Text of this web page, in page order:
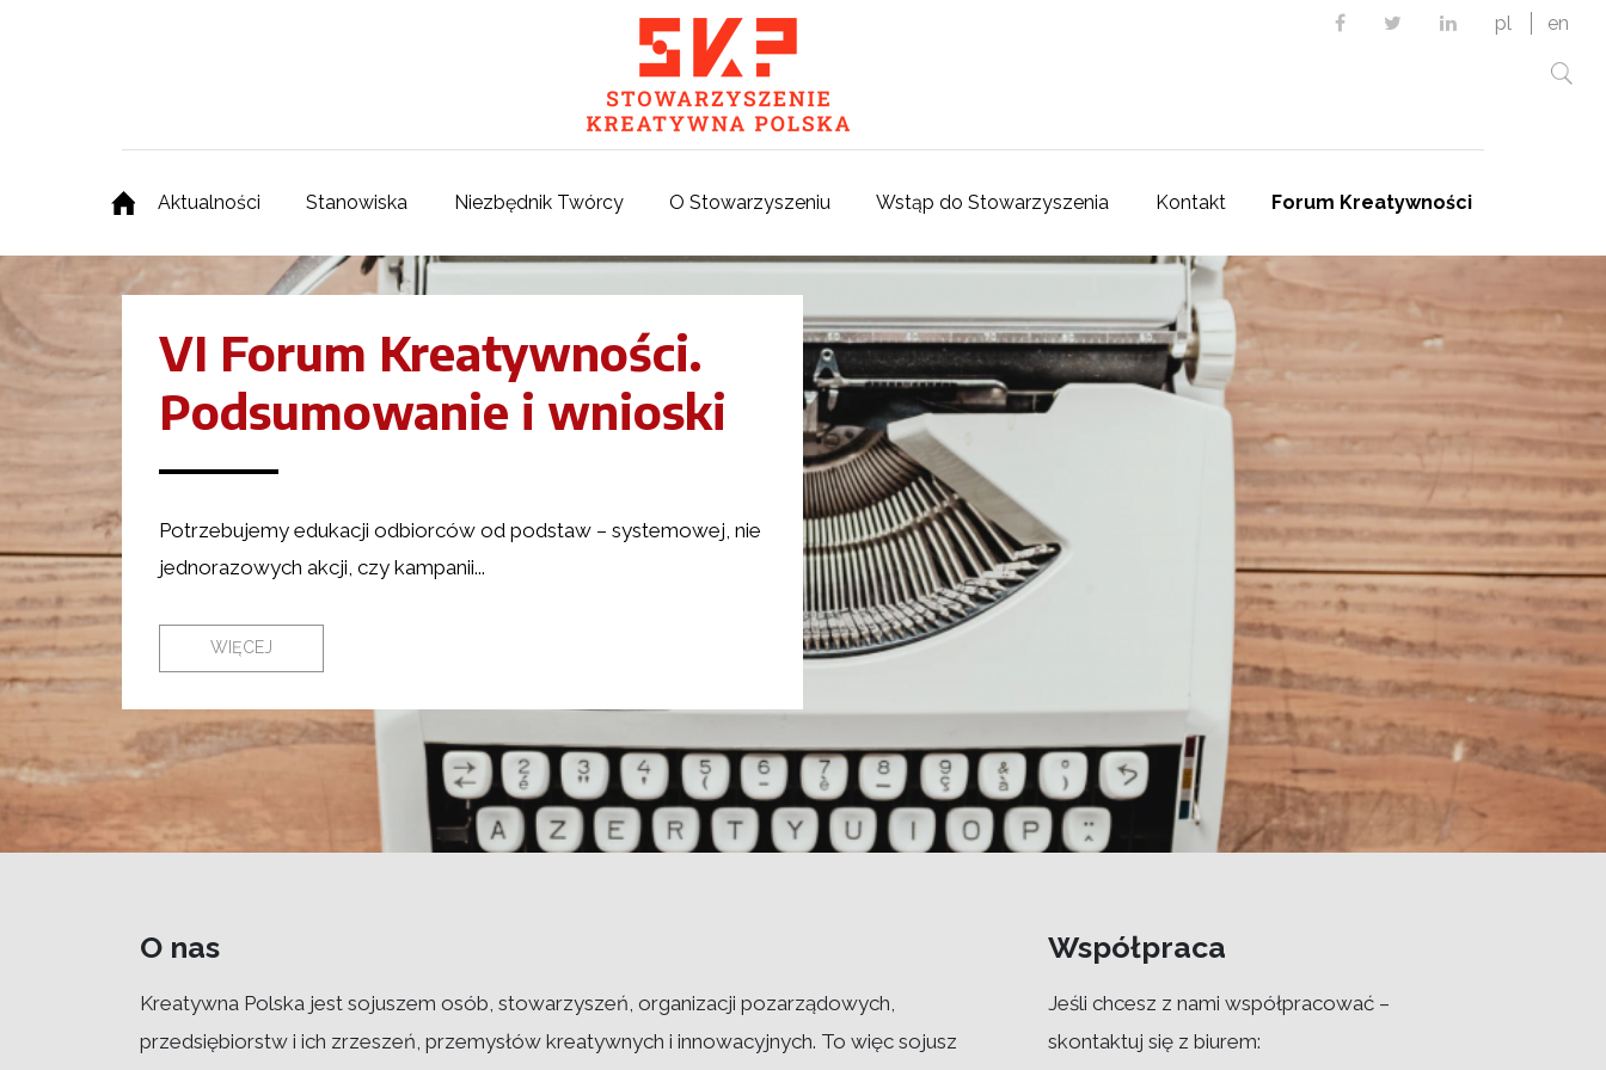
FacebookTwitterLinkedin
pl en
Aktualności Stanowiska Niezbędnik Twórcy O Stowarzyszeniu Wstąp do Stowarzyszenia Kontakt Forum Kreatywności
VI Forum Kreatywności.
Podsumowanie i wnioski
Potrzebujemy edukacji odbiorców od podstaw – systemowej, nie
jednorazowych akcji, czy kampanii...
WIĘCEJ
O nas
Kreatywna Polska jest sojuszem osób, stowarzyszeń, organizacji pozarządowych,
przedsiębiorstw i ich zrzeszeń, przemysłów kreatywnych i innowacyjnych. To więc sojusz
Współpraca
Jeśli chcesz z nami współpracować –
skontaktuj się z biurem: